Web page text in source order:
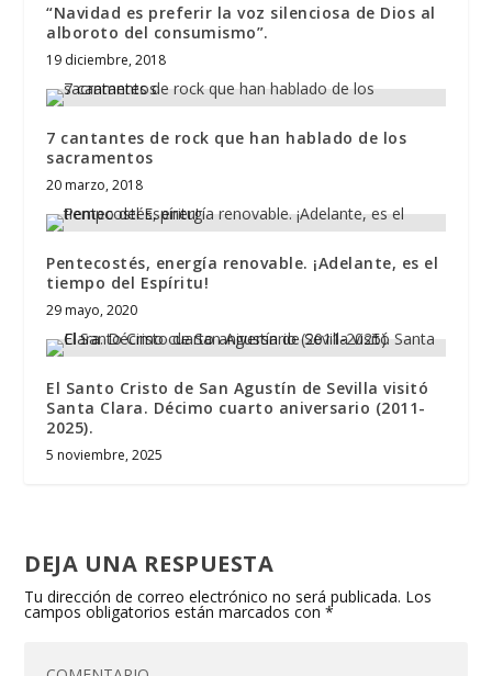
“Navidad es preferir la voz silenciosa de Dios al
alboroto del consumismo”.
19 diciembre, 2018
7 cantantes de rock que han hablado de los
sacramentos
20 marzo, 2018
Pentecostés, energía renovable. ¡Adelante, es el
tiempo del Espíritu!
29 mayo, 2020
El Santo Cristo de San Agustín de Sevilla visitó
Santa Clara. Décimo cuarto aniversario (2011-
2025).
5 noviembre, 2025
DEJA UNA RESPUESTA
Tu dirección de correo electrónico no será publicada. Los
campos obligatorios están marcados con*